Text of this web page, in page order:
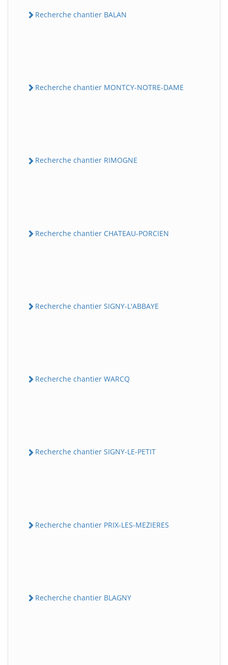
Recherche chantier BALAN
Recherche chantier MONTCY-NOTRE-DAME
Recherche chantier RIMOGNE
Recherche chantier CHATEAU-PORCIEN
Recherche chantier SIGNY-L'ABBAYE
Recherche chantier WARCQ
Recherche chantier SIGNY-LE-PETIT
Recherche chantier PRIX-LES-MEZIERES
Recherche chantier BLAGNY